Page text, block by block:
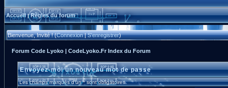
Accueil|Règles du forum
Bienvenue, Invité ! (Connexion|S'enregistrer)
Forum Code Lyoko | CodeLyoko.Fr Index du Forum
Envoyez-moi un nouveau mot de passe
Les champs marqués d'un * sont obligatoires.